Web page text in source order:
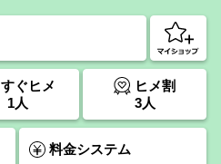
すぐヒメ
1人
ヒメ割
3人
料金システム